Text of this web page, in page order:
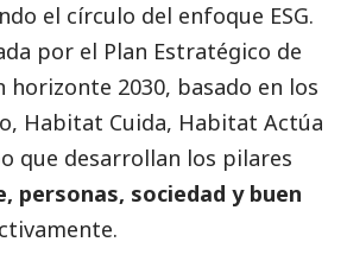
el círculo del enfoque ESG.
por el Plan Estratégico de
horizonte 2030, basado en los
Habitat Cuida, Habitat Actúa
que desarrollan los pilares
personas, sociedad y buen